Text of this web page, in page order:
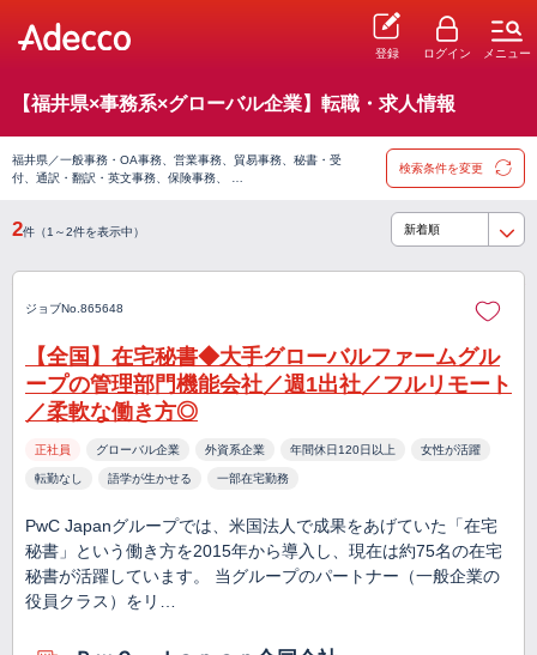
登録 ログイン メニュー
【福井県×事務系×グローバル企業】転職・求人情報
福井県／一般事務・OA事務、営業事務、貿易事務、秘書・受
付、通訳・翻訳・英文事務、保険事務、 …
検索条件を変更
2件（1～2件を表示中）
ジョブNo.865648
【全国】在宅秘書◆大手グローバルファームグル
ープの管理部門機能会社／週1出社／フルリモート
／柔軟な働き方◎
正社員 グローバル企業 外資系企業 年間休日120日以上 女性が活躍
転勤なし 語学が生かせる 一部在宅勤務
PwC Japanグループでは、米国法人で成果をあげていた「在宅
秘書」という働き方を2015年から導入し、現在は約75名の在宅
秘書が活躍しています。 当グループのパートナー（一般企業の
役員クラス）をリ…